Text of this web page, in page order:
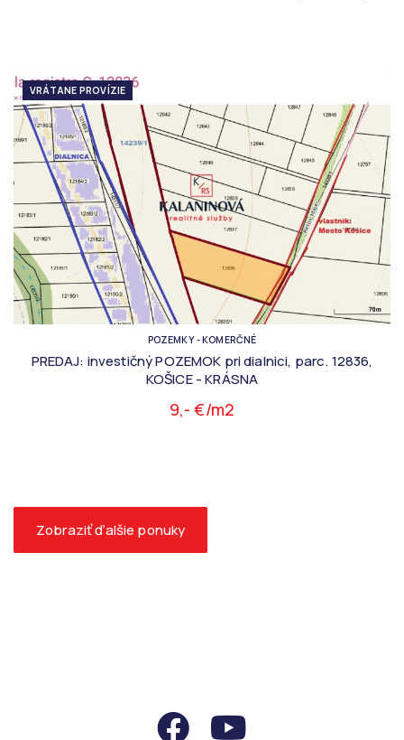
VRÁTANE PROVÍZIE
POZEMKY - KOMERČNÉ
PREDAJ: investičný POZEMOK pri dialnici, parc. 12836,
KOŠICE - KRÁSNA
9,- €/m2
Zobraziť ďalšie ponuky